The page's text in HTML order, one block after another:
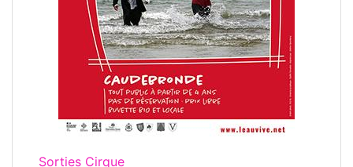
Sorties Cirque